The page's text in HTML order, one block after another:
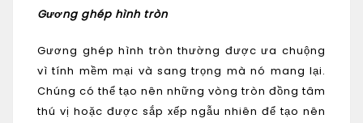
Gương ghép hình tròn
Gương ghép hình tròn thường được ưa chuộng
vì tính mềm mại và sang trọng mà nó mang lại.
Chúng có thể tạo nên những vòng tròn đồng tâm
thú vị hoặc được sắp xếp ngẫu nhiên để tạo nên